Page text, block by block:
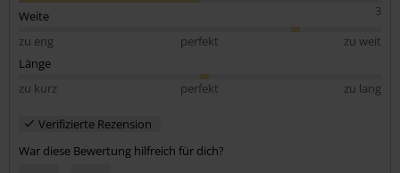
3
Weite
zu eng
perfekt
zu weit
Länge
zu kurz
perfekt zu lang
Verifizierte Rezension
War diese Bewertung hilfreich für dich?